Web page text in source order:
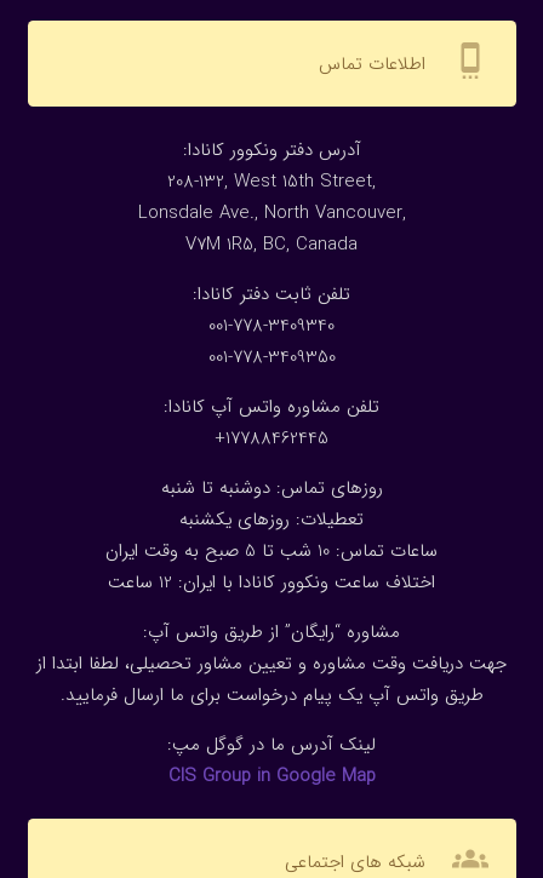
settings_cell اطلاعات تماس
:آدرس دفتر ونکوور کانادا
208-132, West 15th Street,
Lonsdale Ave., North Vancouver,
V7M 1R5, BC, Canada
:تلفن ثابت دفتر کانادا
001-778-3409340
001-778-3409350
تلفن مشاوره واتس آپ کانادا:
17788462445+
روزهای تماس: دوشنبه تا شنبه
تعطیلات: روزهای یکشنبه
ساعات تماس: 10 شب تا 5 صبح به وقت ایران
اختلاف ساعت ونکوور کانادا با ایران: 1 2 ساعت
مشاوره “رایگان” از طریق واتس آپ:
جهت دریافت وقت مشاوره و تعیین مشاور تحصیلی، لطفا ابتدا از
طریق واتس آپ یک پیام درخواست برای ما ارسال فرمایید.
لینک آدرس ما در گوگل مپ:
CIS Group in Google Map
groups شبکه های اجتماعی